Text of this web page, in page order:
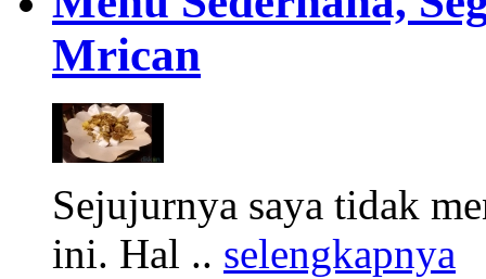
Mrican
Sejujurnya saya tidak
ini. Hal .. selengkapnya